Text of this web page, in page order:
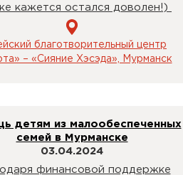
кажется остался доволен!)
благотворительный центр
– «Сияние Хэсэда», Мурманск
детям из малообеспеченных
семей в Мурманске
03.04.2024
финансовой поддержке